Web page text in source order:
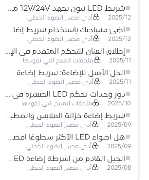
شريط LED نيون بجهد 12V/24V مع إمكانية القص كل 3 مصابيح: حل إضاءة نيون عصري لكل المساحات
2025/12 أدى مصدر الضوء الخطي
أضِئ مساحتك باستخدام شريط إضاءة LED نيون مرن منخفض الجهد
2025/12 أدى مصدر الضوء الخطي
إطلاق العنان للتحكم المتقدم في الإضاءة: المزايا الرئيسية لجهاز التحكم RGBW 5–24 فولت
2025/11 ملحقات المنتج التي تقودها
الحل الأمثل للإضاءة: شريط إضاءة LED مرن عالي الكثافة COB FOB للإضاءة الحديثة
2025/11 أدى مصدر الضوء الخطي
دور وحدات تحكم LED الصغيرة في مشاريع إضاءة شريط LED
2025/10 ملحقات المنتج التي تقودها
شريط إضاءة خزانة الملابس والمطبخ: شريط COB LED اللمسي الذي يعيد تعريف الإضاءة المنزلية والتجارية
2025/09 أدى مصدر الضوء الخطي
هل أضواء LED الأكثر سطوعًا أفضل؟
2025/09 أدى مصدر الضوء الخطي
الجيل القادم من أشرطة إضاءة LED: قابلة للقطع بحرية لإمكانيات غير محدودة
2025/08 أدى مصدر الضوء الخطي